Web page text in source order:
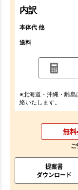
内訳
本体代 他
送料
※北海道・沖縄・離島
絡いたします。
無料
提案書
ダウンロード